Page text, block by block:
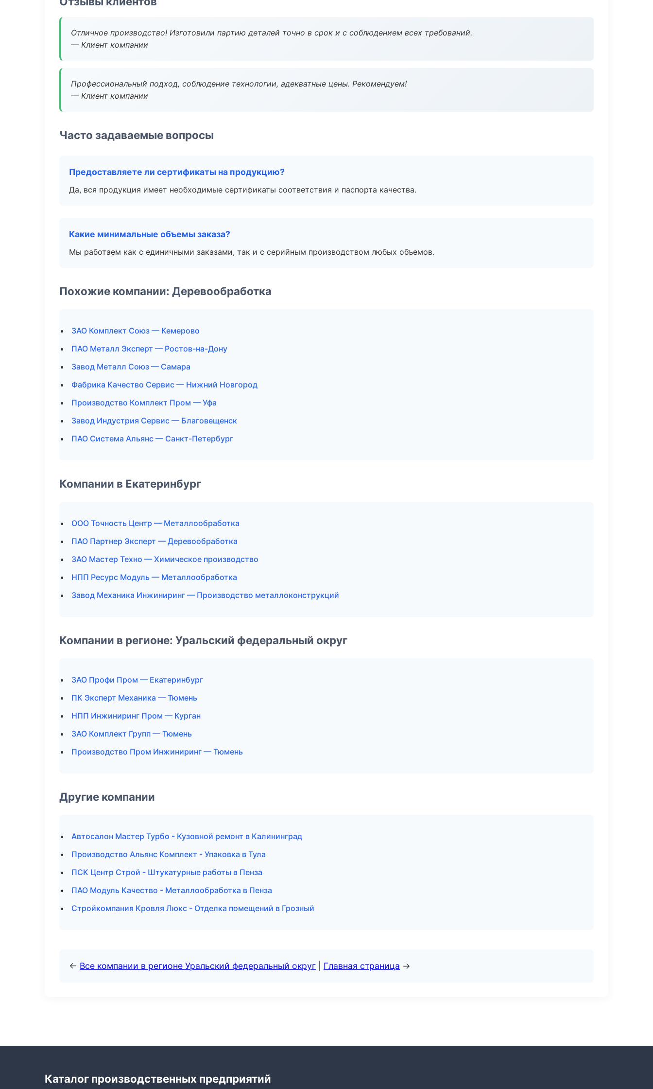
Отличное производство! Изготовили партию деталей точно в срок и с соблюдением всех требований.
— Клиент компании
Профессиональный подход, соблюдение технологии, адекватные цены. Рекомендуем!
— Клиент компании
Часто задаваемые вопросы
Предоставляете ли сертификаты на продукцию?
Да, вся продукция имеет необходимые сертификаты соответствия и паспорта качества.
Какие минимальные объемы заказа?
Мы работаем как с единичными заказами, так и с серийным производством любых объемов.
Похожие компании: Деревообработка
ЗАО Комплект Союз — Кемерово
ПАО Металл Эксперт — Ростов-на-Дону
Завод Металл Союз — Самара
Фабрика Качество Сервис — Нижний Новгород
Производство Комплект Пром — Уфа
Завод Индустрия Сервис — Благовещенск
ПАО Система Альянс — Санкт-Петербург
Компании в Екатеринбург
ООО Точность Центр — Металлообработка
ПАО Партнер Эксперт — Деревообработка
ЗАО Мастер Техно — Химическое производство
НПП Ресурс Модуль — Металлообработка
Завод Механика Инжиниринг — Производство металлоконструкций
Компании в регионе: Уральский федеральный округ
ЗАО Профи Пром — Екатеринбург
ПК Эксперт Механика — Тюмень
НПП Инжиниринг Пром — Курган
ЗАО Комплект Групп — Тюмень
Производство Пром Инжиниринг — Тюмень
Другие компании
Автосалон Мастер Турбо - Кузовной ремонт в Калининград
Производство Альянс Комплект - Упаковка в Тула
ПСК Центр Строй - Штукатурные работы в Пенза
ПАО Модуль Качество - Металлообработка в Пенза
Стройкомпания Кровля Люкс - Отделка помещений в Грозный
← Все компании в регионе Уральский федеральный округ Главная страница →
Каталог производственных предприятий